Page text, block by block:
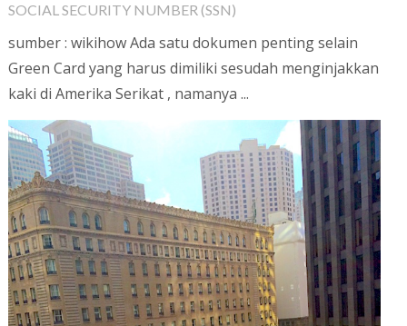
SOCIAL SECURITY NUMBER (SSN)
sumber : wikihow Ada satu dokumen penting selain
Green Card yang harus dimiliki sesudah menginjakkan
kaki di Amerika Serikat , namanya ...